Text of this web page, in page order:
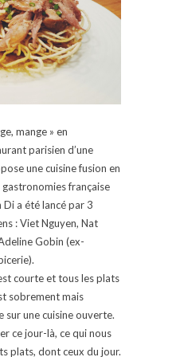
mange » en
parisien d’une
une cuisine fusion en
française
a été lancé par 3
: Viet Nguyen, Nat
Gobin (ex-
courte et tous les plats
sobrement mais
une cuisine ouverte.
ce jour-là, ce qui nous
plats, dont ceux du jour.